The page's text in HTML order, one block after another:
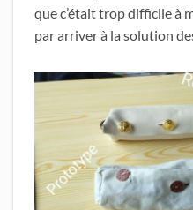
que c’était trop difficile à
par arriver à la solution